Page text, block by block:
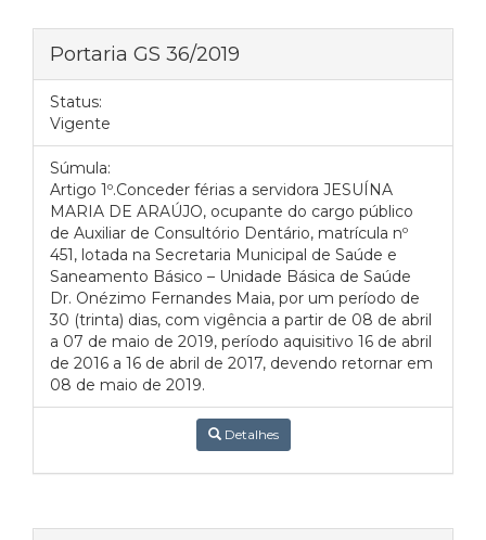
Portaria GS 36/2019
Status:
Vigente
Súmula:
Artigo 1º.Conceder férias a servidora JESUÍNA
MARIA DE ARAÚJO, ocupante do cargo público
de Auxiliar de Consultório Dentário, matrícula nº
451, lotada na Secretaria Municipal de Saúde e
Saneamento Básico – Unidade Básica de Saúde
Dr. Onézimo Fernandes Maia, por um período de
30 (trinta) dias, com vigência a partir de 08 de abril
a 07 de maio de 2019, período aquisitivo 16 de abril
de 2016 a 16 de abril de 2017, devendo retornar em
08 de maio de 2019.
Detalhes